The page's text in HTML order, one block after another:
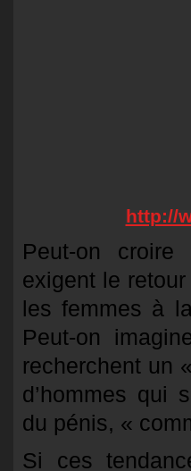
http://
Peut-on croire
exigent le
les femmes à
Peut-on
recherchent un
d’hommes qui
du pénis, «
Si ces